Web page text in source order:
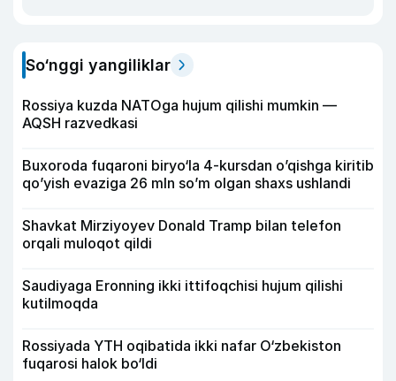
So‘nggi yangiliklar
Rossiya kuzda NATOga hujum qilishi mumkin —
AQSH razvedkasi
Buxoroda fuqaroni biryo‘la 4-kursdan o’qishga kiritib
qo’yish evaziga 26 mln so’m olgan shaxs ushlandi
Shavkat Mirziyoyev Donald Tramp bilan telefon
orqali muloqot qildi
Saudiyaga Eronning ikki ittifoqchisi hujum qilishi
kutilmoqda
Rossiyada YTH oqibatida ikki nafar O‘zbekiston
fuqarosi halok bo‘ldi